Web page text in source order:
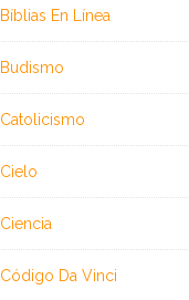
Bíblias En Línea
Budismo
Catolicismo
Cielo
Ciencia
Código Da Vinci